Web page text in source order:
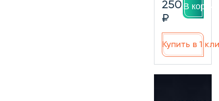
250
₽
В
Купить в 1